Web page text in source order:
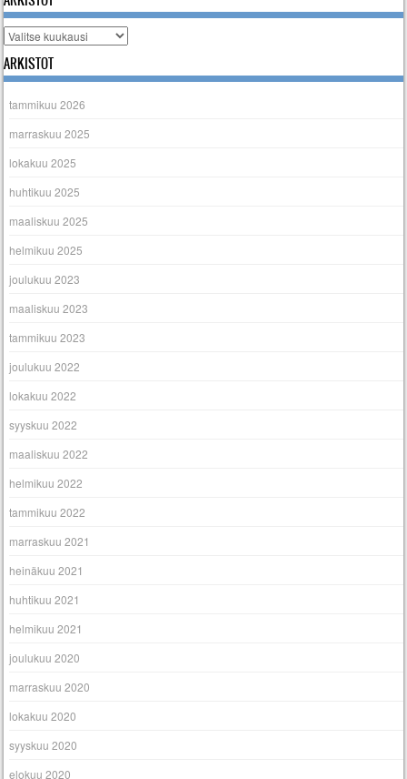
Arkistot
ARKISTOT
tammikuu 2026
marraskuu 2025
lokakuu 2025
huhtikuu 2025
maaliskuu 2025
helmikuu 2025
joulukuu 2023
maaliskuu 2023
tammikuu 2023
joulukuu 2022
lokakuu 2022
syyskuu 2022
maaliskuu 2022
helmikuu 2022
tammikuu 2022
marraskuu 2021
heinäkuu 2021
huhtikuu 2021
helmikuu 2021
joulukuu 2020
marraskuu 2020
lokakuu 2020
syyskuu 2020
elokuu 2020